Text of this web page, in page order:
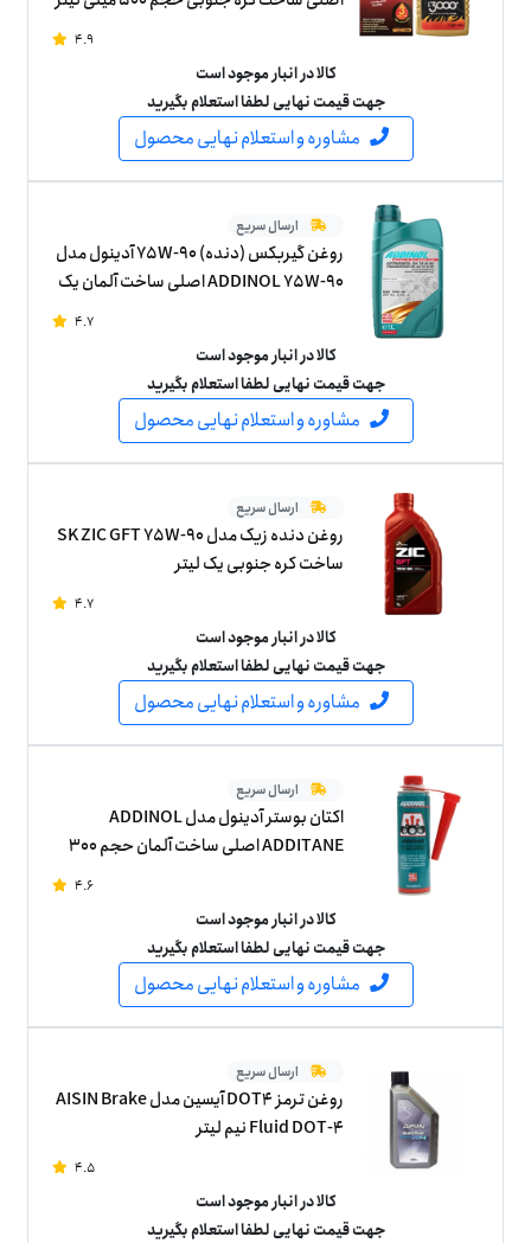
4.9
کالا در انبار موجود است
جهت قیمت نهایی لطفا استعلام بگیرید
مشاوره و استعلام نهایی محصول
ارسال سریع
روغن گیربکس (دنده) 75W-90 آدینول مدل
ADDINOL 75W-90 اصلی ساخت آلمان یک
4.7
کالا در انبار موجود است
جهت قیمت نهایی لطفا استعلام بگیرید
مشاوره و استعلام نهایی محصول
ارسال سریع
روغن دنده زیک مدل SK ZIC GFT 75W-90
ساخت کره جنوبی یک لیتر
4.7
کالا در انبار موجود است
جهت قیمت نهایی لطفا استعلام بگیرید
مشاوره و استعلام نهایی محصول
ارسال سریع
اکتان بوستر آدینول مدل ADDINOL
ADDITANE اصلی ساخت آلمان حجم 300
4.6
کالا در انبار موجود است
جهت قیمت نهایی لطفا استعلام بگیرید
مشاوره و استعلام نهایی محصول
ارسال سریع
روغن ترمز DOT4 آیسین مدل AISIN Brake
Fluid DOT-4 نیم لیتر
4.5
کالا در انبار موجود است
جهت قیمت نهایی لطفا استعلام بگیرید